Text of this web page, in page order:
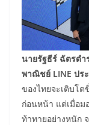
นายรัฐธีร์ ฉัตรดำ
พาณิชย์ LINE ปร
ของไทยจะเติบโ
ก่อนหน้า แต่เมื่อม
ท้าทายอย่างหนัก